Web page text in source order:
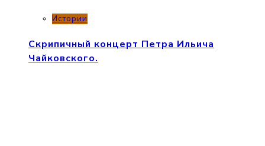
Истории
Скрипичный концерт Петра Ильича
Чайковского.